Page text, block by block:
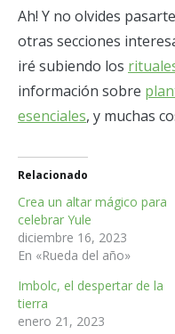
Ah! Y no olvides
otras secciones
iré subiendo los
información sobre
esenciales, y muchas
Relacionado
Crea un altar mágico para
celebrar Yule
diciembre 16, 2023
En «Rueda del año»
Imbolc, el despertar de la
tierra
enero 21, 2023